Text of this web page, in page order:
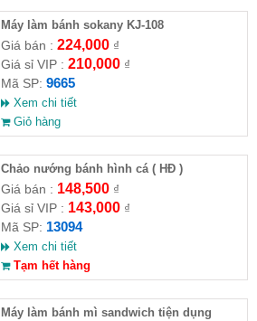
Máy làm bánh sokany KJ-108
Giá bán : 224,000₫
Giá sỉ VIP : 210,000₫
Mã SP: 9665
Xem chi tiết
Giỏ hàng
Chảo nướng bánh hình cá ( HĐ )
Giá bán : 148,500₫
Giá sỉ VIP : 143,000₫
Mã SP: 13094
Xem chi tiết
Tạm hết hàng
Máy làm bánh mì sandwich tiện dụng